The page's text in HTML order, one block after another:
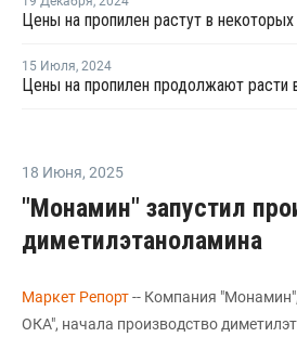
Цены на пропилен растут в некоторых
15 Июля, 2024
Цены на пропилен продолжают расти
18 Июня, 2025
"Монамин" запустил
диметилэтаноламина
Маркет Репорт-- Компания
ОКА", начала производство